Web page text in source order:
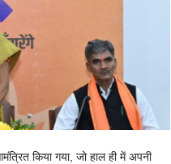
किया गया, जो हाल ही में अपनी